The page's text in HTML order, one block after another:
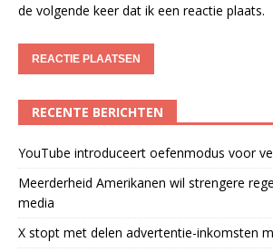
de volgende keer dat ik een reactie plaats.
RECENTE BERICHTEN
YouTube introduceert oefenmodus voor
Meerderheid Amerikanen wil strengere
media
X stopt met delen advertentie-inkomsten